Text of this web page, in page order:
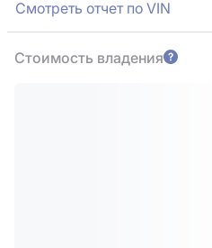
Смотреть отчет по VIN
Стоимость владения